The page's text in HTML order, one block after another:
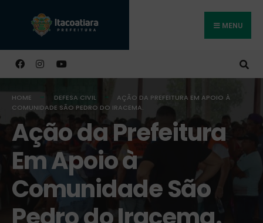
MENU
HOME DEFESA CIVIL
AÇÃO DA PREFEITURA EM APOIO À
COMUNIDADE SÃO PEDRO DO IRACEMA.
Ação da Prefeitura
Em Apoio à
Comunidade São
Buscar